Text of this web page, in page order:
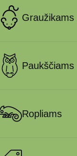
Graužikams
Paukščiams
Ropliams